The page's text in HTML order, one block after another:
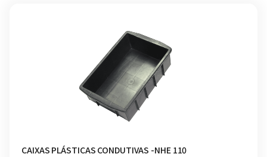
CAIXAS PLÁSTICAS CONDUTIVAS -NHE 110